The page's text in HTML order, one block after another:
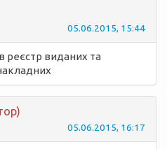
05.06.2015, 15:44
реєстр виданих та
05.06.2015, 16:17